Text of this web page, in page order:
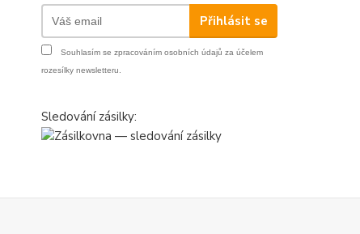
Přihlásit se
Souhlasím se zpracováním osobních údajů za účelem
rozesílky newsletteru.
Sledování zásilky: